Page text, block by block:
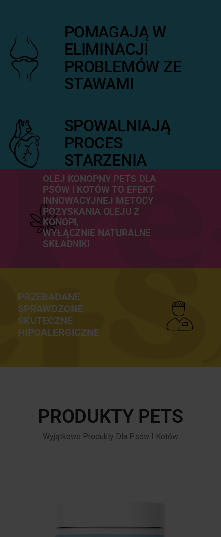
POMAGAJĄ W
ELIMINACJI
PROBLEMÓW ZE
STAWAMI
SPOWALNIAJĄ
PROCES
STARZENIA
OLEJ KONOPNY PETS DLA
PSÓW I KOTÓW TO EFEKT
INNOWACYJNEJ METODY
POZYSKANIA OLEJU Z
KONOPI,
WYŁĄCZNIE NATURALNE
SKŁADNIKI
PRZEBADANE
SPRAWDZONE
SKUTECZNE
HIPOALERGICZNE
PRODUKTY PETS
Wyjątkowe Produkty Dla Psów I Kotów